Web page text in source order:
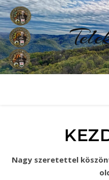
Nagy szeretettel köszöntünk a Teleki Pál emléktúrák